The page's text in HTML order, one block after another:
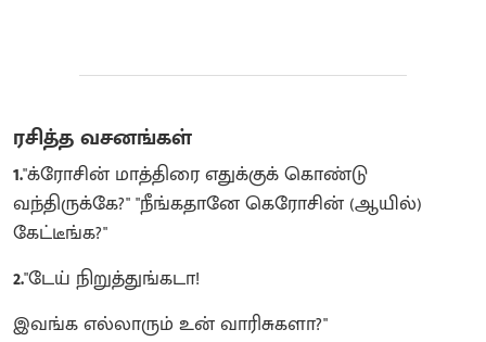
ரசித்த வசனங்கள்
1."க்ரோசின் மாத்திரை எதுக்குக் கொண்டு
வந்திருக்கே?" "நீங்கதானே கெரோசின் (ஆயில்)
கேட்டீங்க?"
2."டேய் நிறுத்துங்கடா!
இவங்க எல்லாரும் உன் வாரிசுகளா?"